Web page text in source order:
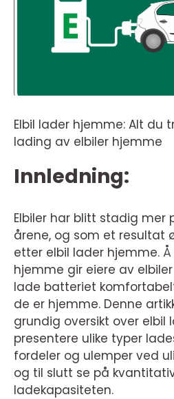
Elbil lader hjemme: Alt du
lading av elbiler hjemme
Innledning:
Elbiler har blitt stadig mer
årene, og som et resultat
etter elbil lader hjemme.
hjemme gir eiere av
lade batteriet
de er hjemme. Denne
grundig oversikt over elbil
presentere ulike typer
fordeler og ulemper ved
og til slutt se på
ladekapasiteten.